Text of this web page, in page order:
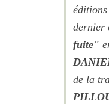
éditions
dernier
fuite"
de la